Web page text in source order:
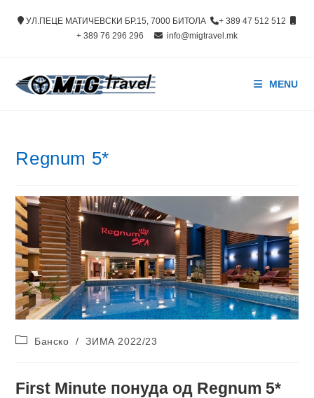
УЛ.ПЕЦЕ МАТИЧЕВСКИ БР.15, 7000 БИТОЛА
+ 389 47 512 512
+ 389 76 296 296
info@migtravel.mk
MENU
Regnum 5*
PostБанско / ЗИМА 2022/23
First Minute понуда од Regnum 5*